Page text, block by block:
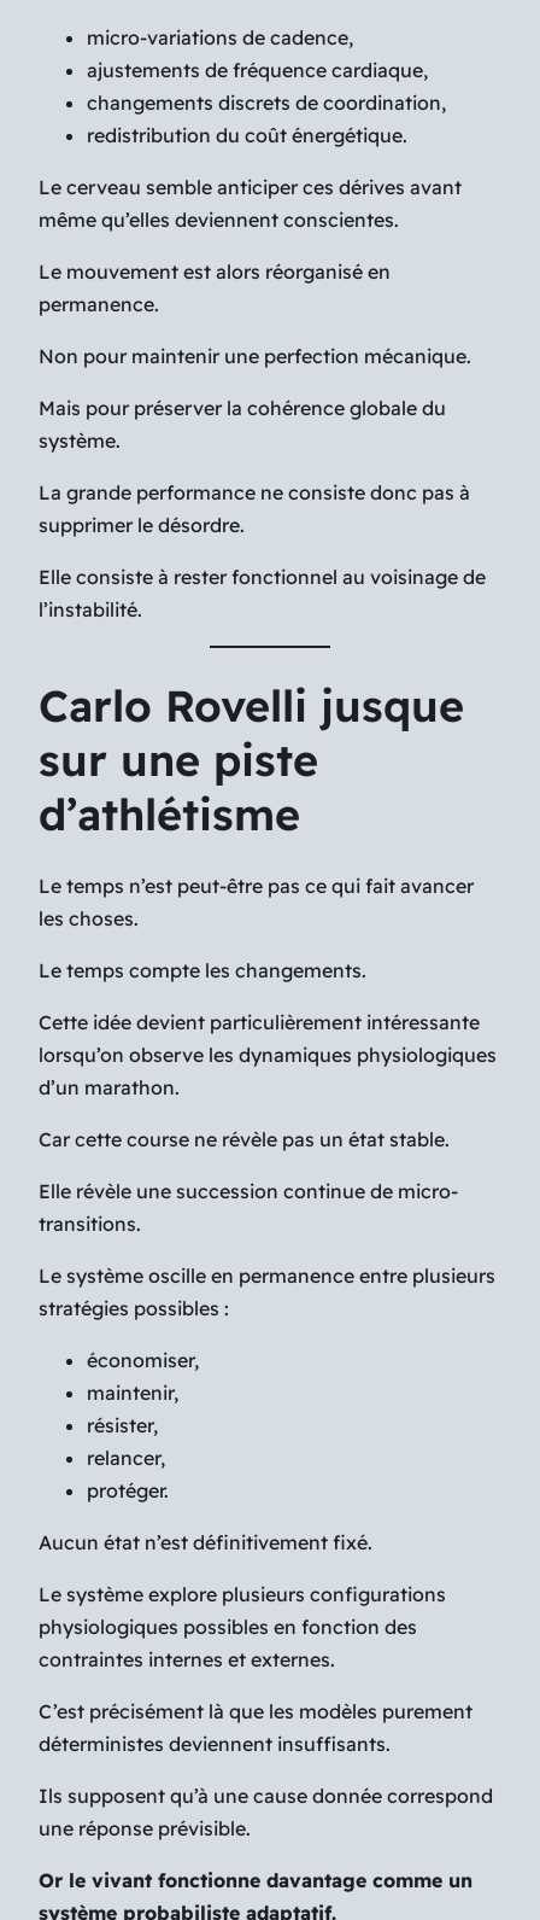
micro-variations de cadence,
ajustements de fréquence cardiaque,
changements discrets de coordination,
redistribution du coût énergétique.
Le cerveau semble anticiper ces dérives avant
même qu’elles deviennent conscientes.
Le mouvement est alors réorganisé en
permanence.
Non pour maintenir une perfection mécanique.
Mais pour préserver la cohérence globale du
système.
La grande performance ne consiste donc pas à
supprimer le désordre.
Elle consiste à rester fonctionnel au voisinage de
l’instabilité.
Carlo Rovelli jusque
sur une piste
d’athlétisme
Le temps n’est peut-être pas ce qui fait avancer
les choses.
Le temps compte les changements.
Cette idée devient particulièrement intéressante
lorsqu’on observe les dynamiques physiologiques
d’un marathon.
Car cette course ne révèle pas un état stable.
Elle révèle une succession continue de micro-
transitions.
Le système oscille en permanence entre plusieurs
stratégies possibles :
économiser,
maintenir,
résister,
relancer,
protéger.
Aucun état n’est définitivement fixé.
Le système explore plusieurs configurations
physiologiques possibles en fonction des
contraintes internes et externes.
C’est précisément là que les modèles purement
déterministes deviennent insuffisants.
Ils supposent qu’à une cause donnée correspond
une réponse prévisible.
Or le vivant fonctionne davantage comme un
système probabiliste adaptatif.